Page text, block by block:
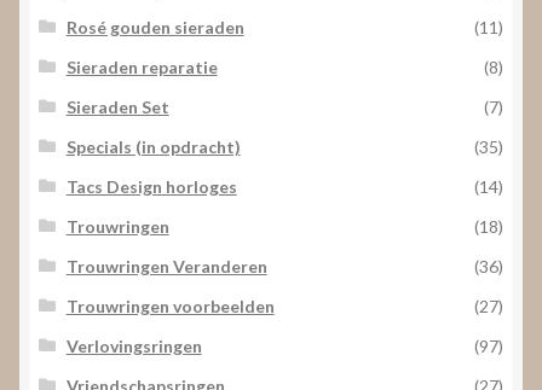
Rosé gouden sieraden
(11)
Sieraden reparatie
(8)
Sieraden Set
(7)
Specials (in opdracht)
(35)
Tacs Design horloges
(14)
Trouwringen
(18)
Trouwringen Veranderen
(36)
Trouwringen voorbeelden
(27)
Verlovingsringen
(97)